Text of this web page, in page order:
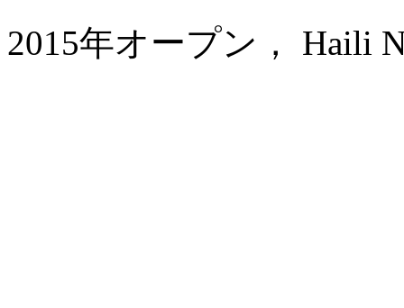
2015年オープン， Haili